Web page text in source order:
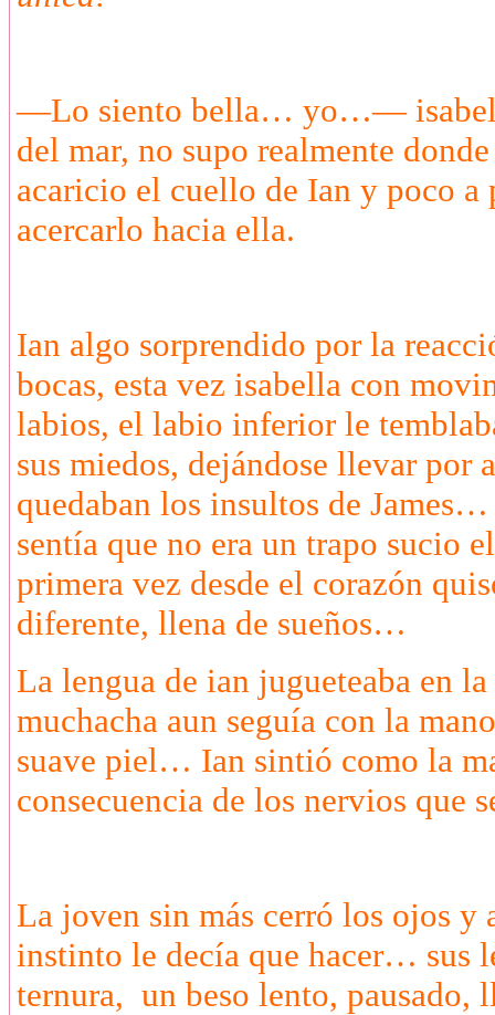
—Lo siento bella… yo…—
del mar, no supo realmente
acaricio el cuello de Ian y poco a
acercarlo hacia ella.
Ian algo sorprendido por la
bocas, esta vez isabella con
labios, el labio inferior le
sus miedos, dejándose llevar
quedaban los insultos de
sentía que no era un trapo sucio
primera vez desde el corazón
diferente, llena de sueños…
La lengua de ian jugueteaba en
muchacha aun seguía con la
suave piel… Ian sintió como la
consecuencia de los nervios que
La joven sin más cerró los ojos y
instinto le decía que hacer… sus
ternura, un beso lento, pausado,